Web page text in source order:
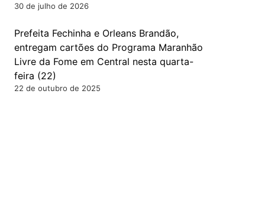
30 de julho de 2026
Prefeita Fechinha e Orleans Brandão,
entregam cartões do Programa Maranhão
Livre da Fome em Central nesta quarta-
feira (22)
22 de outubro de 2025